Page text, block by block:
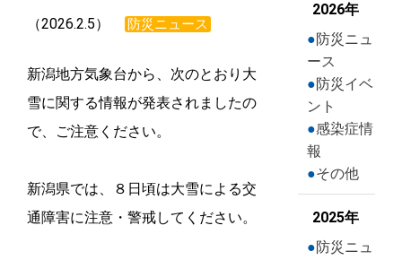
（2026.2.5） 防災ニュース
新潟地方気象台から、次のとおり大
雪に関する情報が発表されましたの
で、ご注意ください。
新潟県では、８日頃は大雪による交
通障害に注意・警戒してください。
2026年
防災ニュ
ース
防災イベ
ント
感染症情
報
その他
2025年
防災ニュ